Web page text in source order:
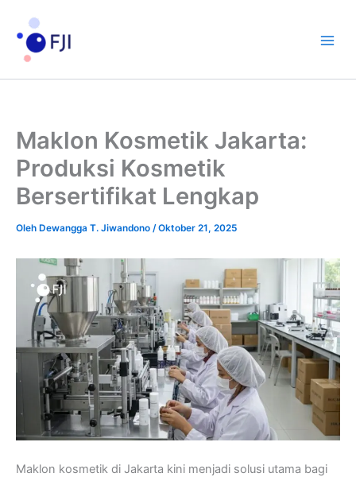
konten
Maklon Kosmetik Jakarta:
Produksi Kosmetik
Bersertifikat Lengkap
Oleh Dewangga T. Jiwandono /Oktober 21, 2025
Maklon kosmetik di Jakarta kini menjadi solusi utama bagi